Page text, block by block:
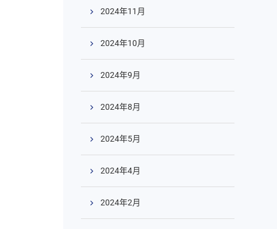
2024年11月
2024年10月
2024年9月
2024年8月
2024年5月
2024年4月
2024年2月